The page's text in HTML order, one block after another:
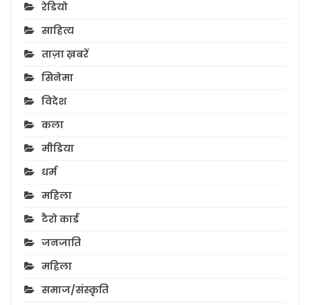
रेडियो
साहित्य
ताज़ा ख़बरें
सिनेमा
विदेश
कला
मीडिया
धर्म
महिला
टैरो कार्ड
जनजाति
महिला
समाज/संस्कृति